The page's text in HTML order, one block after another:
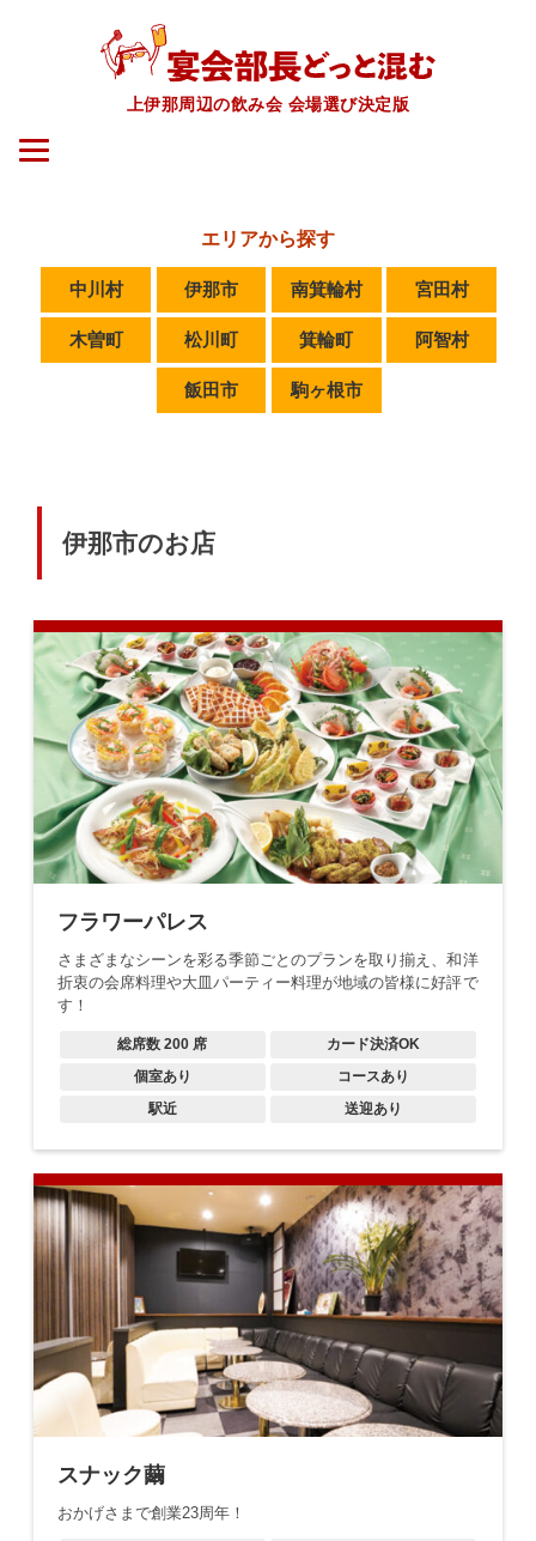
上伊那周辺の飲み会 会場選び決定版
エリアから探す
中川村 伊那市 南箕輪村 宮田村
木曽町 松川町 箕輪町 阿智村
飯田市 駒ヶ根市
伊那市のお店
フラワーパレス
さまざまなシーンを彩る季節ごとのプランを取り揃え、和洋
折衷の会席料理や大皿パーティー料理が地域の皆様に好評で
す！
総席数 200 席
カード決済OK
個室あり
コースあり
駅近
送迎あり
スナック繭
おかげさまで創業23周年！